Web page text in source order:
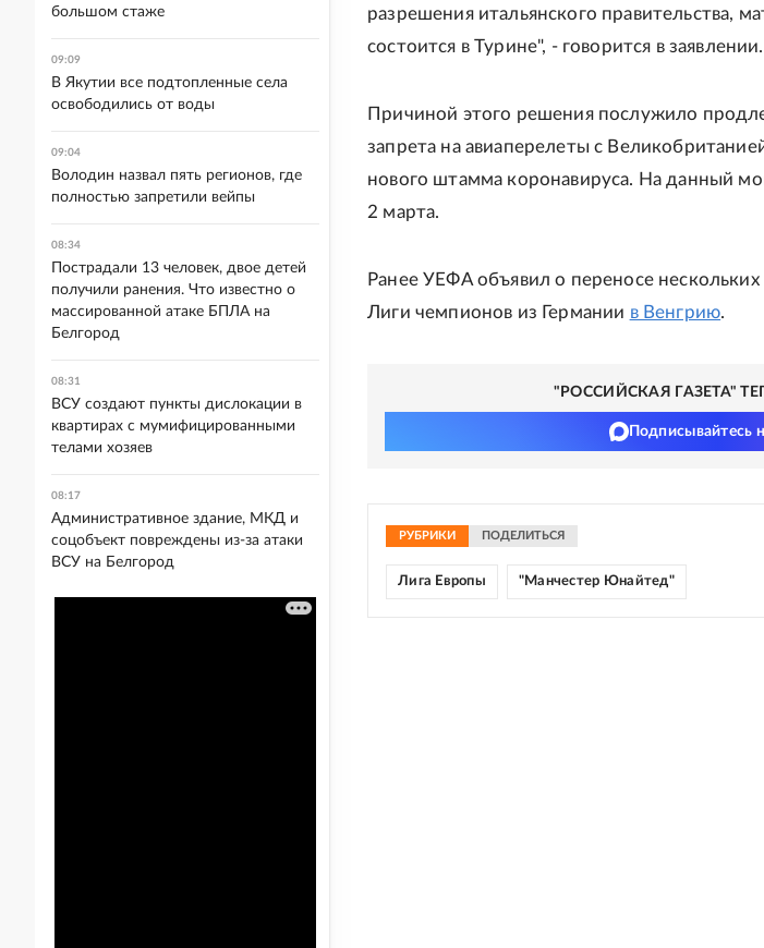
разрешения итальянского правительства,
состоится в Турине", - говорится в заявлении.
Причиной этого решения послужило
запрета на авиаперелеты с
нового штамма коронавируса. На данный
2 марта.
Ранее УЕФА объявил о переносе
Лиги чемпионов из Германии в Венгрию.
"РОССИЙСКАЯ ГАЗЕТА"
Подписывайтесь
РУБРИКИ ПОДЕЛИТЬСЯ
Лига Европы "Манчестер Юнайтед"
большом стаже
09:09
В Якутии все подтопленные села
освободились от воды
09:04
Володин назвал пять регионов, где
полностью запретили вейпы
08:34
Пострадали 13 человек, двое детей
получили ранения. Что известно о
массированной атаке БПЛА на
Белгород
08:31
ВСУ создают пункты дислокации в
квартирах с мумифицированными
телами хозяев
08:17
Административное здание, МКД и
соцобъект повреждены из-за атаки
ВСУ на Белгород